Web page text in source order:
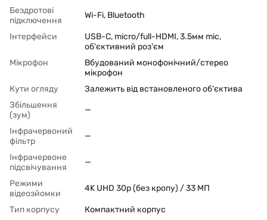
Бездротові
підключення
Wi-Fi, Bluetooth
Інтерфейси
USB-C, micro/full-HDMI, 3.5мм mic,
об'єктивний роз'єм
Мікрофон
Вбудований монофонічний/стерео
мікрофон
Кути огляду
Залежить від встановленого об'єктива
Збільшення
(зум)
—
Інфрачервоний
фільтр
—
Інфрачервоне
підсвічування
—
Режими
відеозйомки
4K UHD 30p (без кропу) / 33 МП
Тип корпусу
Компактний корпус